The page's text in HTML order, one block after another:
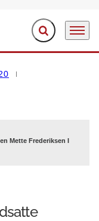
Fold søgefelt ud
Menu
Mette Frederiksen I